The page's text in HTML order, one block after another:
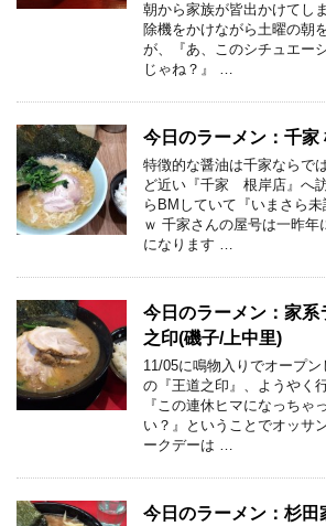
朝から家族が皆出かけてし
除機をかけながら土曜の朝
が、『あ、このシチュエー
じゃね？』 …
今日のラーメン：千家
特徴的な醤油は千家ならで
ど近い『千家 根岸店』へ
らBMしていて『いまさら
ｗ 千家さんの屋号は一昨
になります …
今日のラーメン：家系
之印(磯子/上中里)
11/05に鳴物入りでオープ
の『王道之印』、ようやく
『この連休ヒマになっちゃ
い？』ということでオッサ
ークデーは …
今日のラーメン：杉田